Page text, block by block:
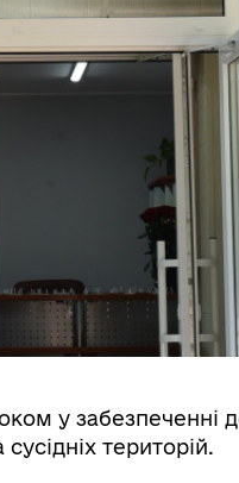
у забезпеченні
територій.